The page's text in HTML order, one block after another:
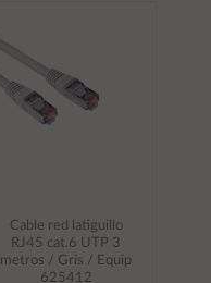
Cable red latiguillo
RJ45 cat.6 UTP 3
metros / Gris / Equip
625412